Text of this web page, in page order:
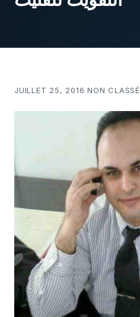
JUILLET 25, 2016 NON CLASSÉ